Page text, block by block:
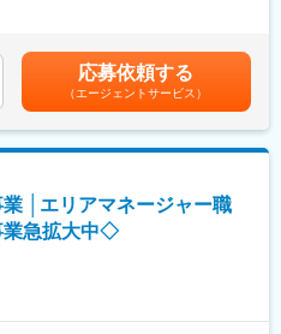
就業しやすい環境を整備していま
試験に関するルールやマニュアル、
っているので、安心して学べる環境
試験、加速試験、苛酷試験）
プレフィルドシリンジ）／血液バッ
トータル約160名）グループリーダ
記です。 応募依頼する
（エージェントサービス）
業 │エリアマネージャー職
業急拡大中◇